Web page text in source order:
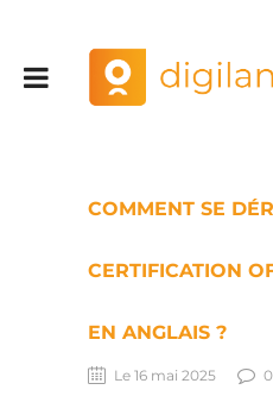
COMMENT SE
CERTIFICATION
EN ANGLAIS ?
Le 16 mai 2025